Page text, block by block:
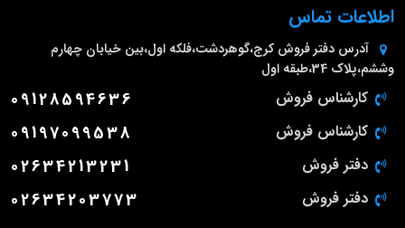
اطلاعات تماس
آدرس دفتر فروش کرج،گوهردشت،فلکه اول،بین خیابان چهارم
وششم،پلاک 34،طبقه اول
کارشناس فروش 09128594636
کارشناس فروش 09197099538
دفتر فروش 02634213231
دفتر فروش 02634203773